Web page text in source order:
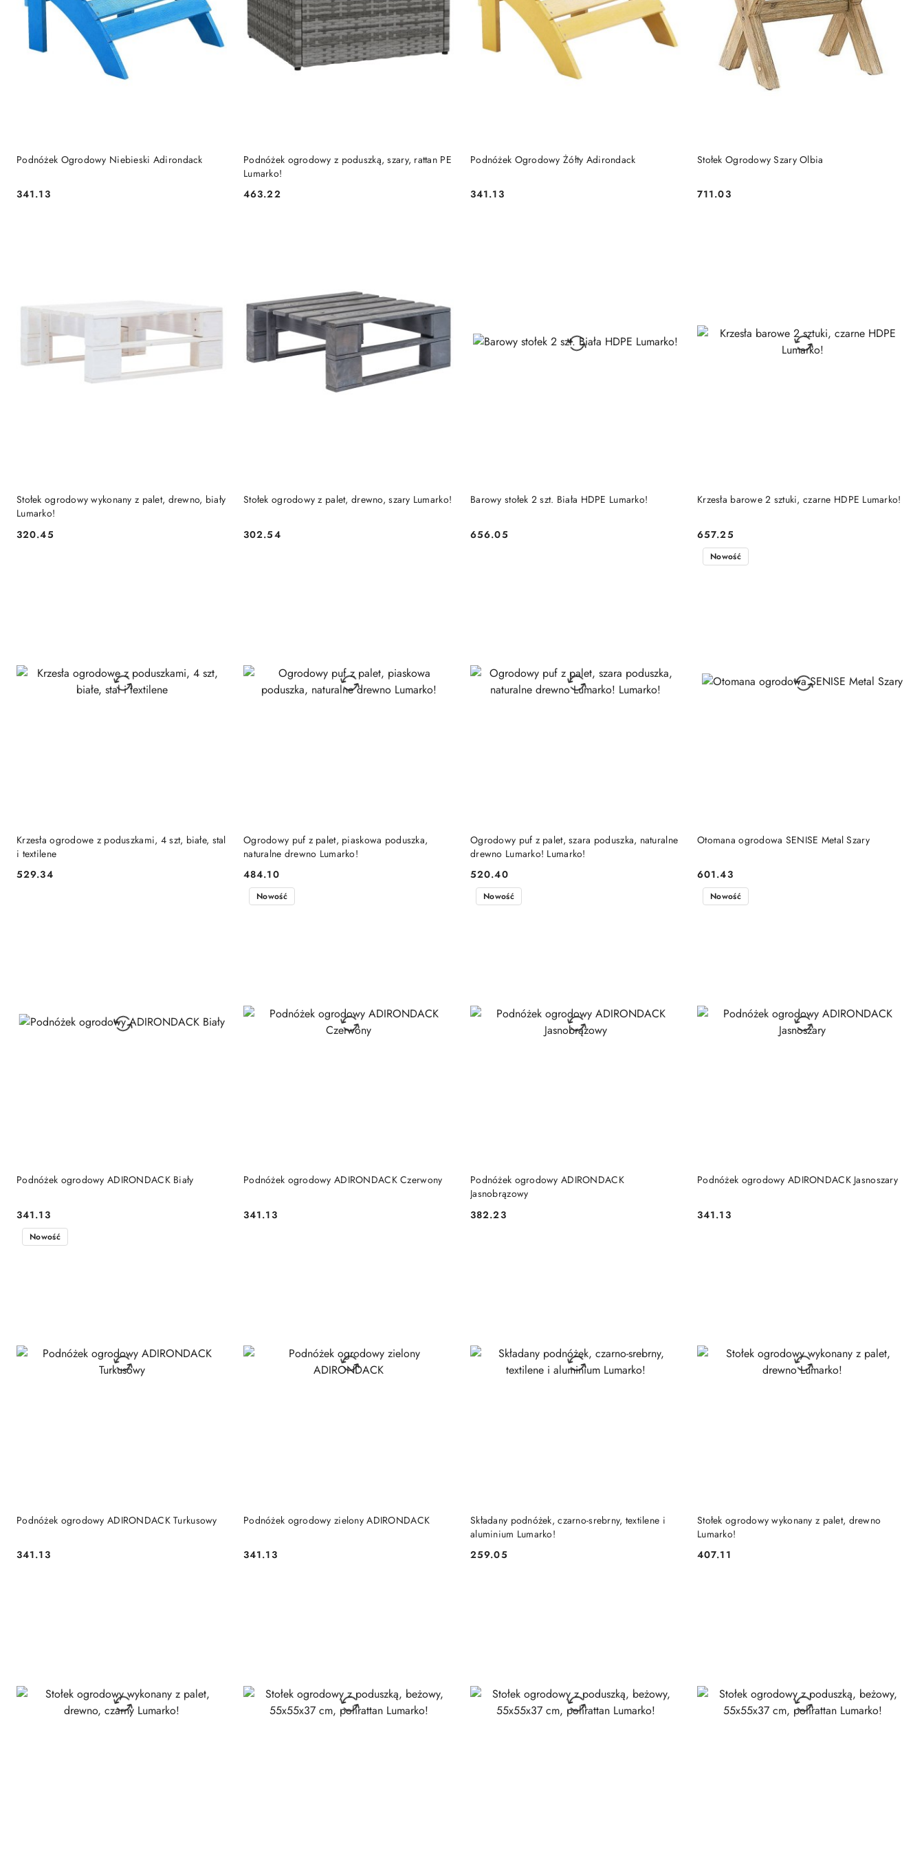
Podnóżek Ogrodowy Niebieski Adirondack
Cena:
341.13
DO KOSZYKA
Podnóżek ogrodowy z poduszką, szary, rattan PE
Lumarko!
Cena:
463.22
DO KOSZYKA Podnóżek Ogrodowy Żółty Adirondack
Cena:
341.13
DO KOSZYKA Stołek Ogrodowy Szary Olbia
Cena:
711.03
DO KOSZYKA
Stołek ogrodowy wykonany z palet, drewno, biały
Lumarko!
Cena:
320.45
DO KOSZYKA Stołek ogrodowy z palet, drewno, szary Lumarko!
Cena:
302.54
DO KOSZYKA Barowy stołek 2 szt. Biała HDPE Lumarko!
Cena:
656.05
DO KOSZYKA Krzesła barowe 2 sztuki, czarne HDPE Lumarko!
Cena:
657.25
DO KOSZYKA
Krzesła ogrodowe z poduszkami, 4 szt, białe, stal
i textilene
Cena:
529.34
DO KOSZYKA
Ogrodowy puf z palet, piaskowa poduszka,
naturalne drewno Lumarko!
Cena:
484.10
DO KOSZYKA
Ogrodowy puf z palet, szara poduszka, naturalne
drewno Lumarko! Lumarko!
Cena:
520.40
DO KOSZYKA Otomana ogrodowa SENISE Metal Szary
Cena:
601.43
Nowość
DO KOSZYKA
Podnóżek ogrodowy ADIRONDACK Biały
Cena:
341.13
DO KOSZYKA Podnóżek ogrodowy ADIRONDACK Czerwony
Cena:
341.13
Nowość
DO KOSZYKA
Podnóżek ogrodowy ADIRONDACK
Jasnobrązowy
Cena:
382.23
Nowość
DO KOSZYKA Podnóżek ogrodowy ADIRONDACK Jasnoszary
Cena:
341.13
Nowość
DO KOSZYKA
Podnóżek ogrodowy ADIRONDACK Turkusowy
Cena:
341.13
Nowość
DO KOSZYKA Podnóżek ogrodowy zielony ADIRONDACK
Cena:
341.13
DO KOSZYKA
Składany podnóżek, czarno-srebrny, textilene i
aluminium Lumarko!
Cena:
259.05
DO KOSZYKA
Stołek ogrodowy wykonany z palet, drewno
Lumarko!
Cena:
407.11
DO KOSZYKA